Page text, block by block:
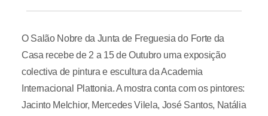
O Salão Nobre da Junta de Freguesia do Forte da
Casa recebe de 2 a 15 de Outubro uma exposição
colectiva de pintura e escultura da Academia
Internacional Plattonia. A mostra conta com os pintores:
Jacinto Melchior, Mercedes Vilela, José Santos, Natália